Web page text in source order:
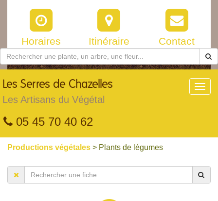
Horaires Itinéraire Contact
Les Serres de Chazelles
Les Artisans du Végétal
05 45 70 40 62
Productions végétales > Plants de légumes